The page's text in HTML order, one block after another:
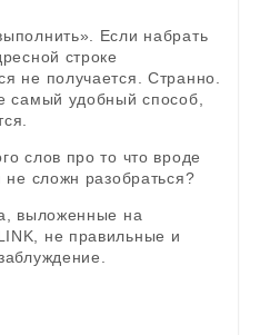
Если набрать
строке
не получается. Странно.
самый удобный способ,
слов про то что вроде
сложн разобраться?
выложенные на
не правильные и